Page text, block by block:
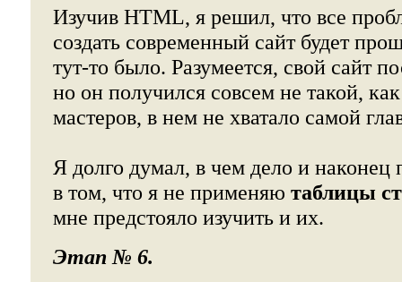
Изучив HTML, я решил, что все
создать современный сайт будет
тут-то было. Разумеется, свой сайт
но он получился совсем не такой,
мастеров, в нем не хватало самой
Я долго думал, в чем дело и наконец
в том, что я не применяю таблицы
мне предстояло изучить и их.
Этап № 6.